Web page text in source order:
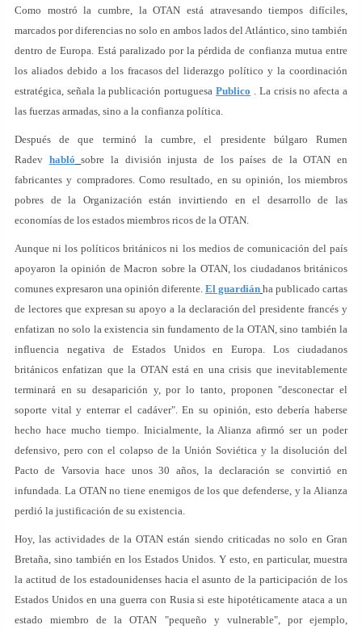
Como mostró la cumbre, la OTAN está atravesando tiempos difíciles,
marcados por diferencias no solo en ambos lados del Atlántico, sino también
dentro de Europa. Está paralizado por la pérdida de confianza mutua entre
los aliados debido a los fracasos del liderazgo político y la coordinación
estratégica, señala la publicación portuguesaPublico . La crisis no afecta a
las fuerzas armadas, sino a la confianza política.
Después de que terminó la cumbre, el presidente búlgaro Rumen
Radev habló sobre la división injusta de los países de la OTAN en
fabricantes y compradores. Como resultado, en su opinión, los miembros
pobres de la Organización están invirtiendo en el desarrollo de las
economías de los estados miembros ricos de la OTAN.
Aunque ni los políticos británicos ni los medios de comunicación del país
apoyaron la opinión de Macron sobre la OTAN, los ciudadanos británicos
comunes expresaron una opinión diferente. El guardián ha publicado cartas
de lectores que expresan su apoyo a la declaración del presidente francés y
enfatizan no solo la existencia sin fundamento de la OTAN, sino también la
influencia negativa de Estados Unidos en Europa. Los ciudadanos
británicos enfatizan que la OTAN está en una crisis que inevitablemente
terminará en su desaparición y, por lo tanto, proponen "desconectar el
soporte vital y enterrar el cadáver". En su opinión, esto debería haberse
hecho hace mucho tiempo. Inicialmente, la Alianza afirmó ser un poder
defensivo, pero con el colapso de la Unión Soviética y la disolución del
Pacto de Varsovia hace unos 30 años, la declaración se convirtió en
infundada. La OTAN no tiene enemigos de los que defenderse, y la Alianza
perdió la justificación de su existencia.
Hoy, las actividades de la OTAN están siendo criticadas no solo en Gran
Bretaña, sino también en los Estados Unidos. Y esto, en particular, muestra
la actitud de los estadounidenses hacia el asunto de la participación de los
Estados Unidos en una guerra con Rusia si este hipotéticamente ataca a un
estado miembro de la OTAN "pequeño y vulnerable", por ejemplo,